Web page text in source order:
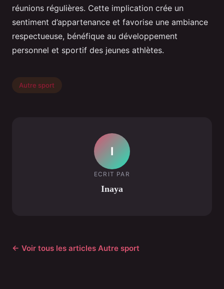
réunions régulières. Cette implication crée un
sentiment d’appartenance et favorise une ambiance
respectueuse, bénéfique au développement
personnel et sportif des jeunes athlètes.
Autre sport
I
ECRIT PAR
Inaya
← Voir tous les articles Autre sport